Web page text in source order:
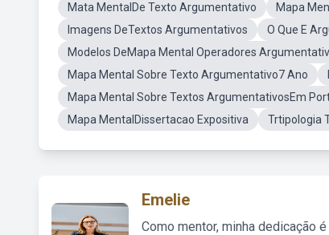
Mata MentalDe Texto Argumentativo
Mapa
Imagens DeTextos Argumentativos
O Que E
Modelos DeMapa Mental Operadores
Mapa Mental Sobre Texto Argumentativo7 Ano
Mapa Mental Sobre Textos ArgumentativosEm
Mapa MentalDissertacao Expositiva
Trtipologia
Emelie
Como mentor, minha dedicação